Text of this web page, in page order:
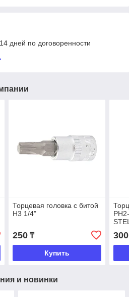
дней по договоренности
Торцевая головка с битой
H3 1/4"
250₸
Купить
300
и новинки